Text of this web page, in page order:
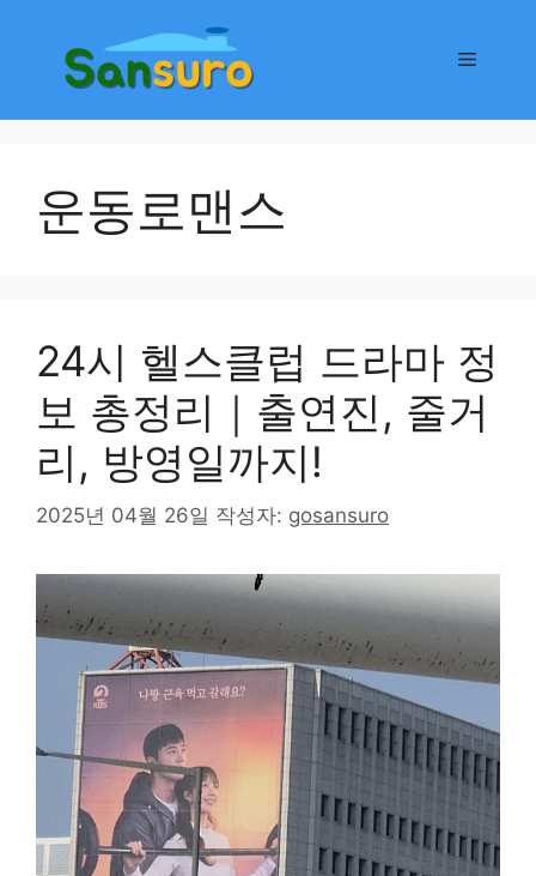
메
운동로맨스
24시 헬스클럽 드라마 정
보 총정리｜출연진, 줄거
리, 방영일까지!
2025년 04월 26일 작성자: gosansuro